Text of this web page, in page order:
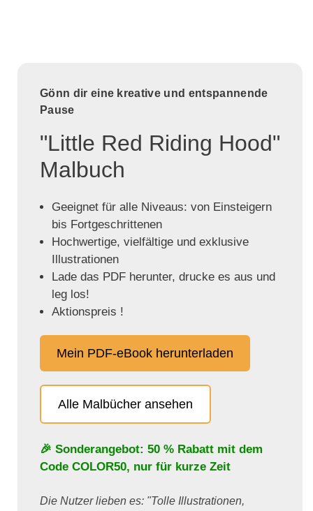
Gönn dir eine kreative und entspannende
Pause
"Little Red Riding Hood"
Malbuch
Geeignet für alle Niveaus: von Einsteigern
bis Fortgeschrittenen
Hochwertige, vielfältige und exklusive
Illustrationen
Lade das PDF herunter, drucke es aus und
leg los!
Aktionspreis !
Mein PDF-eBook herunterladen
Alle Malbücher ansehen
🎉 Sonderangebot: 50 % Rabatt mit dem
Code COLOR50, nur für kurze Zeit
Die Nutzer lieben es: "Tolle Illustrationen,